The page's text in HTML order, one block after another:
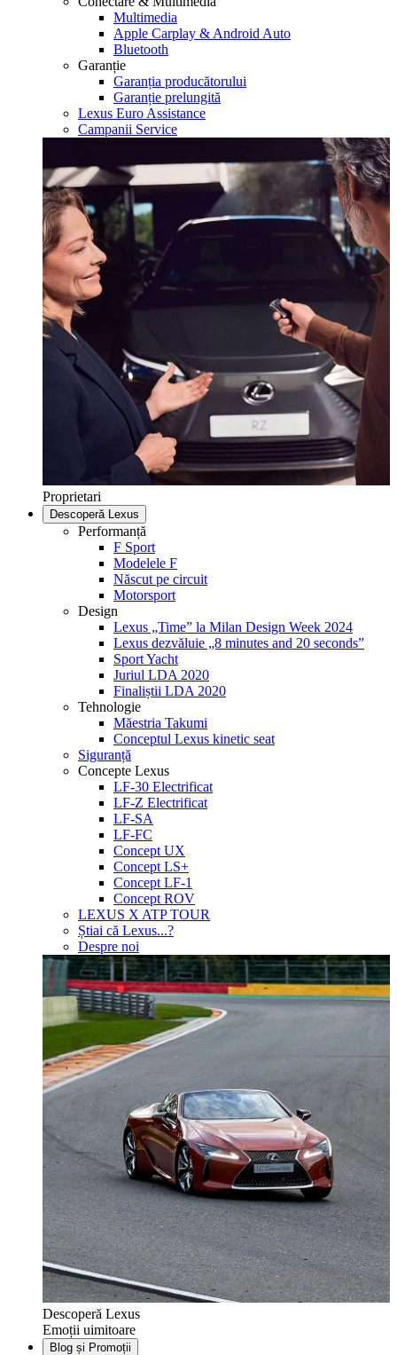
Multimedia
Apple Carplay & Android Auto
Bluetooth
Garanție
Garanția producătorului
Garanție prelungită
Lexus Euro Assistance
Campanii Service
Proprietari
Descoperă Lexus
Performanță
F Sport
Modelele F
Născut pe circuit
Motorsport
Design
Lexus „Time” la Milan Design Week 2024
Lexus dezvăluie „8 minutes and 20 seconds”
Sport Yacht
Juriul LDA 2020
Finaliștii LDA 2020
Tehnologie
Măestria Takumi
Conceptul Lexus kinetic seat
Siguranță
Concepte Lexus
LF-30 Electrificat
LF-Z Electrificat
LF-SA
LF-FC
Concept UX
Concept LS+
Concept LF-1
Concept ROV
LEXUS X ATP TOUR
Știai că Lexus...?
Despre noi
Descoperă Lexus
Emoții uimitoare
Blog și Promoții